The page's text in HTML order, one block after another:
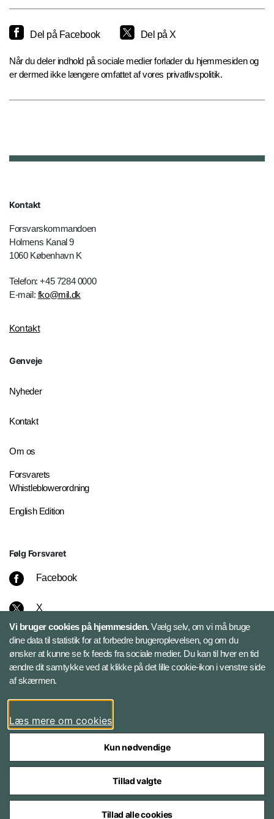
Del på Facebook Del på X
Når du deler indhold på sociale medier forlader du hjemmesiden og
er dermed ikke længere omfattet af vores privatlivspolitik.
Kontakt
Forsvarskommandoen
Holmens Kanal 9
1060 København K
Telefon: +45 7284 0000
E-mail: fko@mil.dk
Kontakt
Genveje
Nyheder
Kontakt
Om os
Forsvarets
Whistleblowerordning
English Edition
Følg Forsvaret
Facebook
X
Instagram
Bluesky
LinkedIn
Styrelser og myndigheder under Forsvarsministeriet
Vi bruger cookies på hjemmesiden.Vælg selv, om vi må bruge
dine data til statistik for at forbedre brugeroplevelsen, og om du
ønsker at kunne se fx feeds fra sociale medier. Du kan til hver en tid
ændre dit samtykke ved at klikke på det lille cookie-ikon i venstre side
af skærmen.
Læs mere om cookies
Kun nødvendige
Tillad valgte
Tillad alle cookies